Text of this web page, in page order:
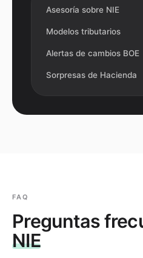
Asesoría sobre NIE
Modelos tributarios
Alertas de cambios BOE
Sorpresas de Hacienda
FAQ
Preguntas
NIE